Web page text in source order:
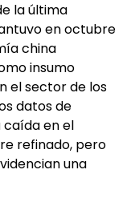
la última
en octubre
china
insumo
el sector de los
datos de
en el
refinado, pero
una